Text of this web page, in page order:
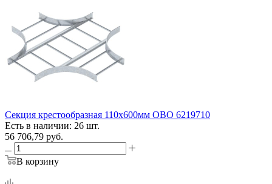
Секция крестообразная 110х600мм OBO 6219710
Есть в наличии: 26 шт.
56 706,79 руб.
В корзину